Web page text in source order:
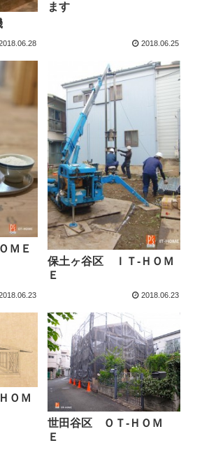
ます
2018.06.25
ＭＥ
保土ヶ谷区 ＩＴ-ＨＯＭ
Ｅ
2018.06.23
ＯＭ
世田谷区 ＯＴ-ＨＯＭ
Ｅ